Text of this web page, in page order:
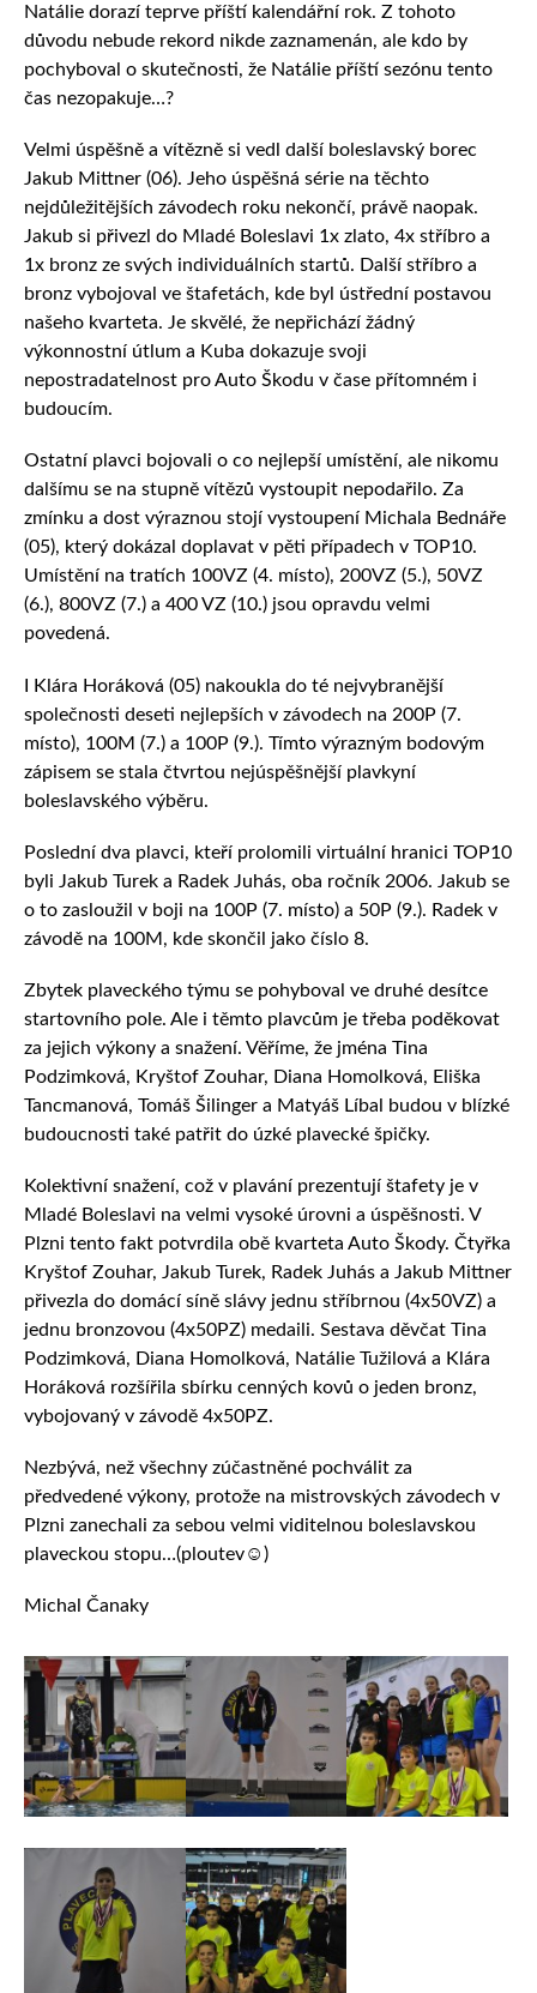
Natálie dorazí teprve příští kalendářní rok. Z tohoto
důvodu nebude rekord nikde zaznamenán, ale kdo by
pochyboval o skutečnosti, že Natálie příští sezónu tento
čas nezopakuje…?
Velmi úspěšně a vítězně si vedl další boleslavský borec
Jakub Mittner (06). Jeho úspěšná série na těchto
nejdůležitějších závodech roku nekončí, právě naopak.
Jakub si přivezl do Mladé Boleslavi 1x zlato, 4x stříbro a
1x bronz ze svých individuálních startů. Další stříbro a
bronz vybojoval ve štafetách, kde byl ústřední postavou
našeho kvarteta. Je skvělé, že nepřichází žádný
výkonnostní útlum a Kuba dokazuje svoji
nepostradatelnost pro Auto Škodu v čase přítomném i
budoucím.
Ostatní plavci bojovali o co nejlepší umístění, ale nikomu
dalšímu se na stupně vítězů vystoupit nepodařilo. Za
zmínku a dost výraznou stojí vystoupení Michala Bednáře
(05), který dokázal doplavat v pěti případech v TOP10.
Umístění na tratích 100VZ (4. místo), 200VZ (5.), 50VZ
(6.), 800VZ (7.) a 400 VZ (10.) jsou opravdu velmi
povedená.
I Klára Horáková (05) nakoukla do té nejvybranější
společnosti deseti nejlepších v závodech na 200P (7.
místo), 100M (7.) a 100P (9.). Tímto výrazným bodovým
zápisem se stala čtvrtou nejúspěšnější plavkyní
boleslavského výběru.
Poslední dva plavci, kteří prolomili virtuální hranici TOP10
byli Jakub Turek a Radek Juhás, oba ročník 2006. Jakub se
o to zasloužil v boji na 100P (7. místo) a 50P (9.). Radek v
závodě na 100M, kde skončil jako číslo 8.
Zbytek plaveckého týmu se pohyboval ve druhé desítce
startovního pole. Ale i těmto plavcům je třeba poděkovat
za jejich výkony a snažení. Věříme, že jména Tina
Podzimková, Kryštof Zouhar, Diana Homolková, Eliška
Tancmanová, Tomáš Šilinger a Matyáš Líbal budou v blízké
budoucnosti také patřit do úzké plavecké špičky.
Kolektivní snažení, což v plavání prezentují štafety je v
Mladé Boleslavi na velmi vysoké úrovni a úspěšnosti. V
Plzni tento fakt potvrdila obě kvarteta Auto Škody. Čtyřka
Kryštof Zouhar, Jakub Turek, Radek Juhás a Jakub Mittner
přivezla do domácí síně slávy jednu stříbrnou (4x50VZ) a
jednu bronzovou (4x50PZ) medaili. Sestava děvčat Tina
Podzimková, Diana Homolková, Natálie Tužilová a Klára
Horáková rozšířila sbírku cenných kovů o jeden bronz,
vybojovaný v závodě 4x50PZ.
Nezbývá, než všechny zúčastněné pochválit za
předvedené výkony, protože na mistrovských závodech v
Plzni zanechali za sebou velmi viditelnou boleslavskou
plaveckou stopu…(ploutev☺)
Michal Čanaky